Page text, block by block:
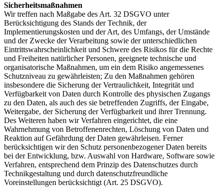
Sicherheitsmaßnahmen
Wir treffen nach Maßgabe des Art. 32 DSGVO unter
Berücksichtigung des Stands der Technik, der
Implementierungskosten und der Art, des Umfangs, der Umstände
und der Zwecke der Verarbeitung sowie der unterschiedlichen
Eintrittswahrscheinlichkeit und Schwere des Risikos für die Rechte
und Freiheiten natürlicher Personen, geeignete technische und
organisatorische Maßnahmen, um ein dem Risiko angemessenes
Schutzniveau zu gewährleisten; Zu den Maßnahmen gehören
insbesondere die Sicherung der Vertraulichkeit, Integrität und
Verfügbarkeit von Daten durch Kontrolle des physischen Zugangs
zu den Daten, als auch des sie betreffenden Zugriffs, der Eingabe,
Weitergabe, der Sicherung der Verfügbarkeit und ihrer Trennung.
Des Weiteren haben wir Verfahren eingerichtet, die eine
Wahrnehmung von Betroffenenrechten, Löschung von Daten und
Reaktion auf Gefährdung der Daten gewährleisen. Ferner
berücksichtigen wir den Schutz personenbezogener Daten bereits
bei der Entwicklung, bzw. Auswahl von Hardware, Software sowie
Verfahren, entsprechend dem Prinzip des Datenschutzes durch
Technikgestaltung und durch datenschutzfreundliche
Voreinstellungen berücksichtigt (Art. 25 DSGVO).